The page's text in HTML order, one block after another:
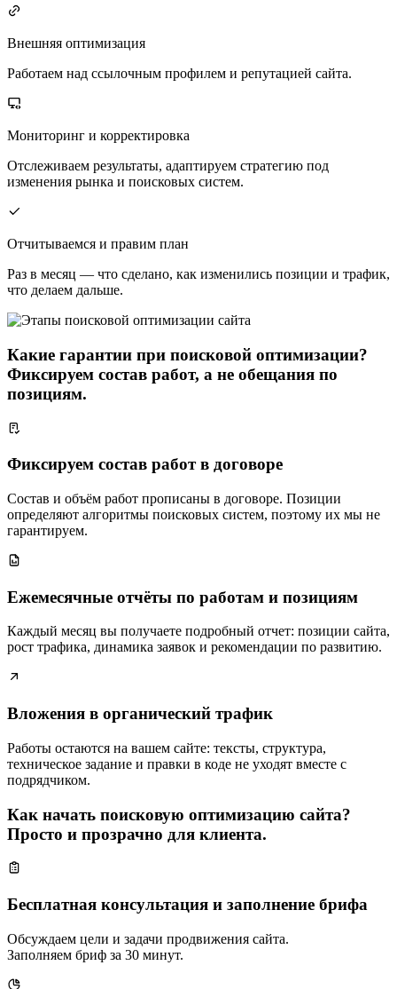
Внешняя оптимизация
Работаем над ссылочным профилем и репутацией сайта.
Мониторинг и корректировка
Отслеживаем результаты, адаптируем стратегию под
изменения рынка и поисковых систем.
Отчитываемся и правим план
Раз в месяц — что сделано, как изменились позиции и трафик,
что делаем дальше.
Какие гарантии при поисковой оптимизации?
Фиксируем состав работ, а не обещания по
позициям.
Фиксируем состав работ в договоре
Состав и объём работ прописаны в договоре. Позиции
определяют алгоритмы поисковых систем, поэтому их мы не
гарантируем.
Ежемесячные отчёты по работам и позициям
Каждый месяц вы получаете подробный отчет: позиции сайта,
рост трафика, динамика заявок и рекомендации по развитию.
Вложения в органический трафик
Работы остаются на вашем сайте: тексты, структура,
техническое задание и правки в коде не уходят вместе с
подрядчиком.
Как начать поисковую оптимизацию сайта?
Просто и прозрачно для клиента.
Бесплатная консультация и заполнение брифа
Обсуждаем цели и задачи продвижения сайта.
Заполняем бриф за 30 минут.